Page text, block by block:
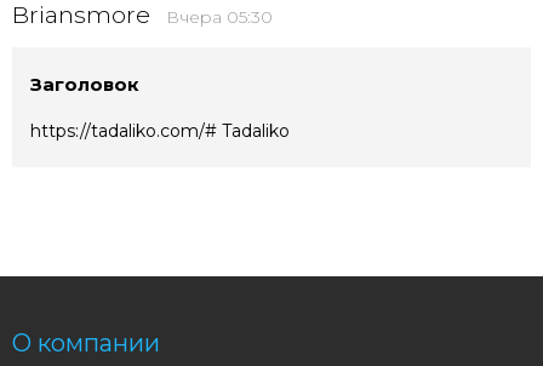
Briansmore Вчера 05:30
Заголовок
https://tadaliko.com/# Tadaliko
О компании